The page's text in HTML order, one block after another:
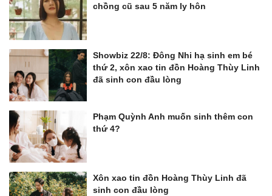
chồng cũ sau 5 năm ly hôn
Showbiz 22/8: Đông Nhi hạ sinh em bé
thứ 2, xôn xao tin đồn Hoàng Thùy Linh
đã sinh con đầu lòng
Phạm Quỳnh Anh muốn sinh thêm con
thứ 4?
Xôn xao tin đồn Hoàng Thùy Linh đã
sinh con đầu lòng